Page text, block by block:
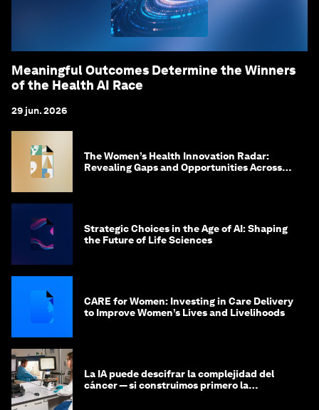
Meaningful Outcomes Determine the Winners
of the Health AI Race
29 jun. 2026
The Women’s Health Innovation Radar:
Revealing Gaps and Opportunities Across
Strategic Choices in the Age of AI: Shaping
the Future of Life Sciences
CARE for Women: Investing in Care Delivery
to Improve Women’s Lives and Livelihoods
La IA puede descifrar la complejidad del
cáncer — si construimos primero la